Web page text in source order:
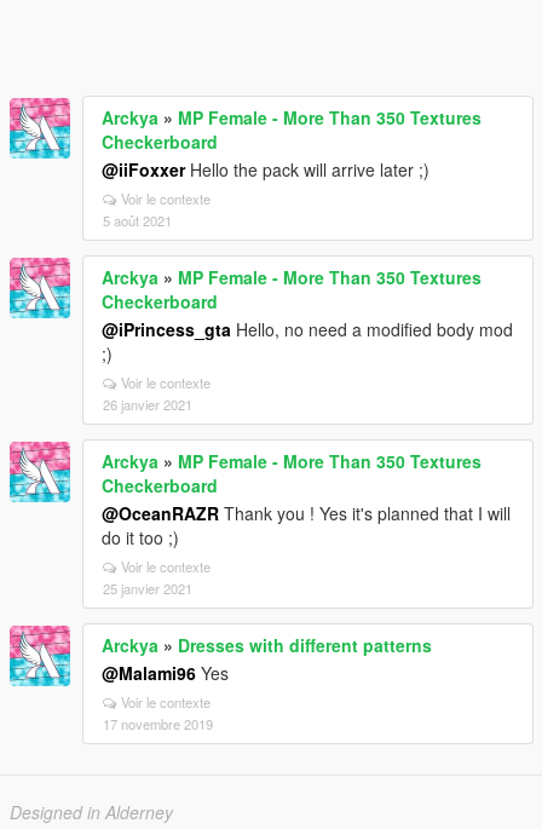
Arckya » MP Female - More Than 350 Textures
Checkerboard
@iiFoxxerHello the pack will arrive later ;)
Voir le contexte
5 août 2021
Arckya » MP Female - More Than 350 Textures
Checkerboard
@iPrincess_gta Hello, no need a modified body mod
;)
Voir le contexte
26 janvier 2021
Arckya » MP Female - More Than 350 Textures
Checkerboard
@OceanRAZR Thank you ! Yes it's planned that I will
do it too ;)
Voir le contexte
25 janvier 2021
Arckya » Dresses with different patterns
@Malami96 Yes
Voir le contexte
17 novembre 2019
Designed in Alderney